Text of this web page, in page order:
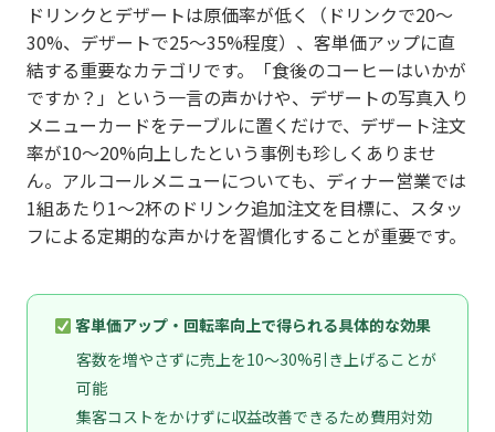
ドリンクとデザートは原価率が低く（ドリンクで20〜
30%、デザートで25〜35%程度）、客単価アップに直
結する重要なカテゴリです。「食後のコーヒーはいかが
ですか？」という一言の声かけや、デザートの写真入り
メニューカードをテーブルに置くだけで、デザート注文
率が10〜20%向上したという事例も珍しくありませ
ん。アルコールメニューについても、ディナー営業では
1組あたり1〜2杯のドリンク追加注文を目標に、スタッ
フによる定期的な声かけを習慣化することが重要です。
客単価アップ・回転率向上で得られる具体的な効果
客数を増やさずに売上を10〜30%引き上げることが
可能
集客コストをかけずに収益改善できるため費用対効